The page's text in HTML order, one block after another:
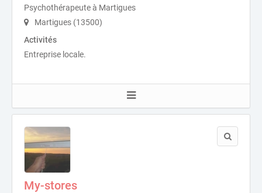
Psychothérapeute à Martigues
Martigues (13500)
Activités
Entreprise locale.
My-stores